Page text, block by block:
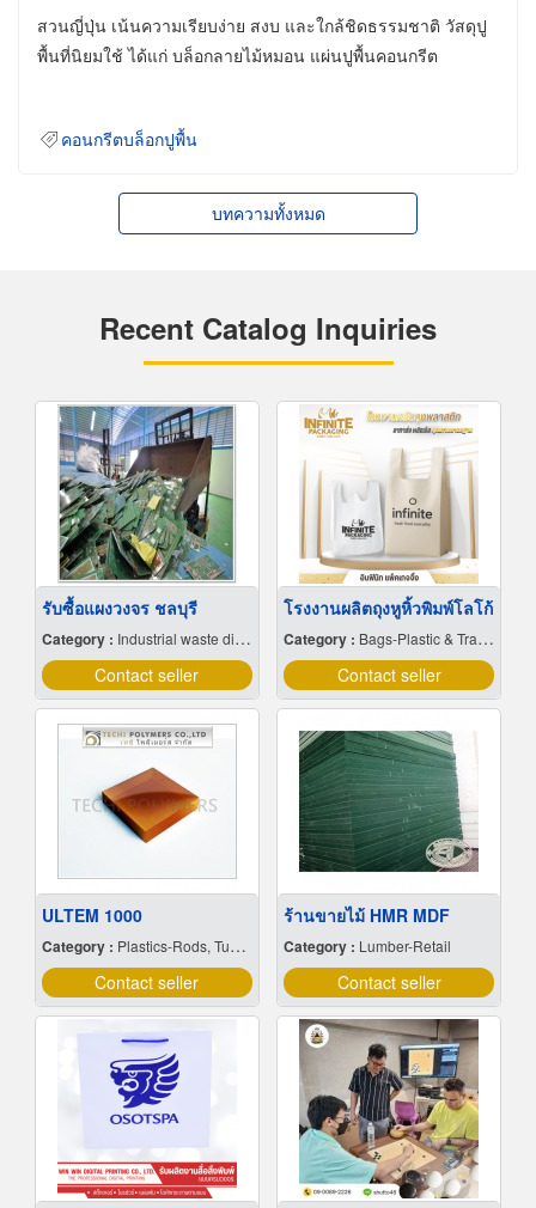
สวนญี่ปุ่น เน้นความเรียบง่าย สงบ และใกล้ชิดธรรมชาติ วัสดุปู
พื้นที่นิยมใช้ ได้แก่ บล็อกลายไม้หมอน แผ่นปูพื้นคอนกรีต
คอนกรีตบล็อกปูพื้น
บทความทั้งหมด
Recent Catalog Inquiries
รับซื้อแผงวงจร ชลบุรี
Category : Industrial waste disposal
Contact seller
โรงงานผลิตถุงหูหิ้วพิมพ์โลโก้
Category : Bags-Plastic & Transparent
Contact seller
ULTEM 1000
Category : Plastics-Rods, Tubes, Sheets, Etc, Supply Centers
Contact seller
ร้านขายไม้ HMR MDF
Category : Lumber-Retail
Contact seller